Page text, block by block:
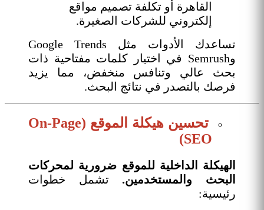
القاهرة أو تكلفة تصميم مواقع
إلكتروني للشركات الصغيرة.
تساعدك الأدوات مثل Google Trends
وSemrush في اختيار كلمات مفتاحية ذات
بحث عالي وتنافس منخفض، مما يزيد
فرصك بالتصدر في نتائج البحث.
تحسين هيكلة الموقع (On-Page
SEO)
الهيكلة الداخلية للموقع ضرورية لمحركات
البحث والمستخدمين. تشمل خطوات
رئيسية: